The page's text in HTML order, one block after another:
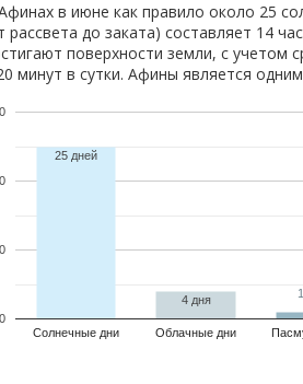
в июне как правило около 25
рассвета до заката) составляет 14
поверхности земли, с учетом
минут в сутки. Афины является
Солнечные дни Облачные дни
0
25 дней
4 дня